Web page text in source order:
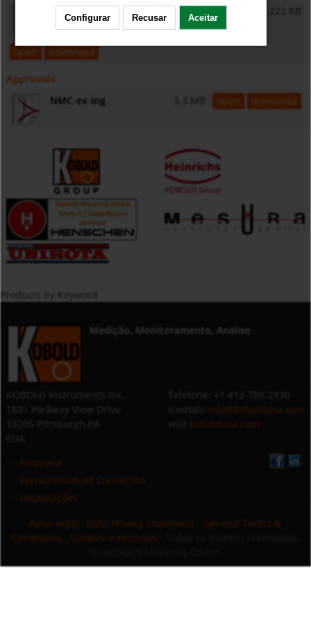
General Safety Instructions 223 KB
open download
Approvals
NMC-ex-ing 3,3 MB open download
Products by Keyword
Medição, Monitoramento, Análise
info@koboldusa.com
koboldusa.com
Empresa
Ferramentas de Conversão
Localizações
Aviso legal
Data Privacy Statement
General Terms &
Conditions
Cookies e recursos
Configurar Recusar Aceitar